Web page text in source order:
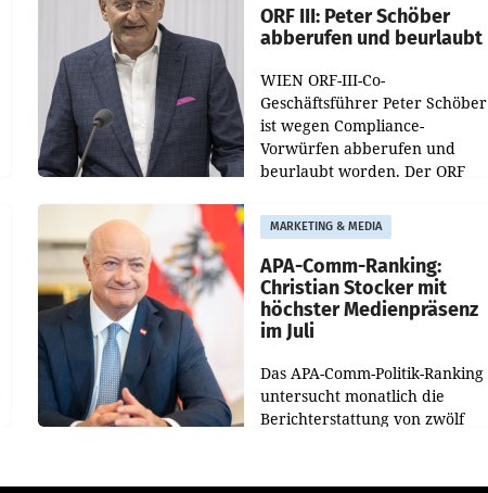
ORF III: Peter Schöber
abberufen und beurlaubt
WIEN ORF-III-Co-
Geschäftsführer Peter Schöber
ist wegen Compliance-
Vorwürfen abberufen und
beurlaubt worden. Der ORF
entsprechende
Medienberichte.
MARKETING & MEDIA
APA-Comm-Ranking:
Christian Stocker mit
höchster Medienpräsenz
im Juli
Das APA-Comm-Politik-Ranking
untersucht monatlich die
Berichterstattung von zwölf
welche Politikerinnen und